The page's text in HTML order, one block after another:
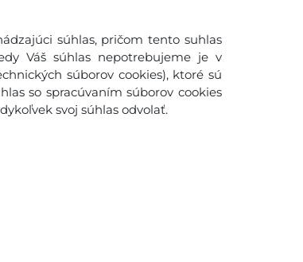
súhlas, pričom tento suhlas
Váš súhlas nepotrebujeme je v
súborov cookies), ktoré sú
so spracúvaním súborov cookies
svoj súhlas odvolať.